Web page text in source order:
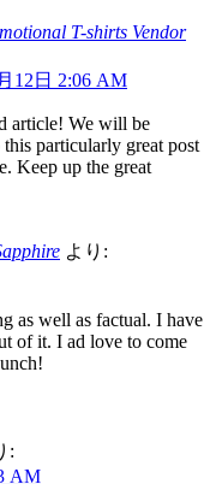
T-shirts Vendor
12日 2:06 AM
article! We will be
particularly great post
Keep up the great
より:
as well as factual. I have
of it. I ad love to come
:
AM